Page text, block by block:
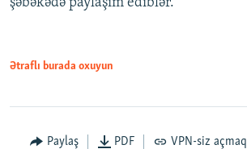
Ətraflı burada oxuyun
Paylaş PDF VPN-siz açmaq